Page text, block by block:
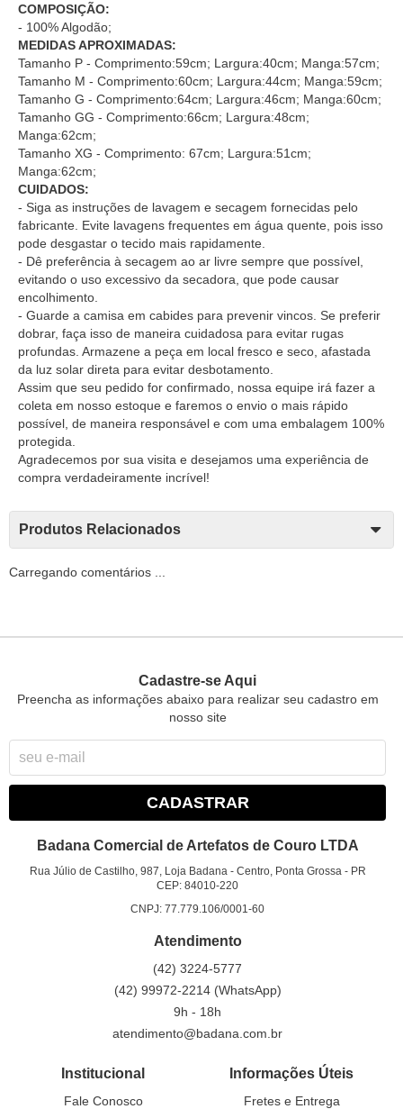
COMPOSIÇÃO:
- 100% Algodão;
MEDIDAS APROXIMADAS:
Tamanho P - Comprimento:59cm; Largura:40cm; Manga:57cm;
Tamanho M - Comprimento:60cm; Largura:44cm; Manga:59cm;
Tamanho G - Comprimento:64cm; Largura:46cm; Manga:60cm;
Tamanho GG - Comprimento:66cm; Largura:48cm;
Manga:62cm;
Tamanho XG - Comprimento: 67cm; Largura:51cm;
Manga:62cm;
CUIDADOS:
- Siga as instruções de lavagem e secagem fornecidas pelo
fabricante. Evite lavagens frequentes em água quente, pois isso
pode desgastar o tecido mais rapidamente.
- Dê preferência à secagem ao ar livre sempre que possível,
evitando o uso excessivo da secadora, que pode causar
encolhimento.
- Guarde a camisa em cabides para prevenir vincos. Se preferir
dobrar, faça isso de maneira cuidadosa para evitar rugas
profundas. Armazene a peça em local fresco e seco, afastada
da luz solar direta para evitar desbotamento.
Assim que seu pedido for confirmado, nossa equipe irá fazer a
coleta em nosso estoque e faremos o envio o mais rápido
possível, de maneira responsável e com uma embalagem 100%
protegida.
Agradecemos por sua visita e desejamos uma experiência de
compra verdadeiramente incrível!
Produtos Relacionados
Carregando comentários ...
Cadastre-se Aqui
Preencha as informações abaixo para realizar seu cadastro em
nosso site
CADASTRAR
Badana Comercial de Artefatos de Couro LTDA
Rua Júlio de Castilho, 987, Loja Badana - Centro, Ponta Grossa - PR
CEP: 84010-220
CNPJ: 77.779.106/0001-60
Atendimento
(42) 3224-5777
(42) 99972-2214 (WhatsApp)
9h - 18h
atendimento@badana.com.br
Institucional
Fale Conosco
Informações Úteis
Fretes e Entrega